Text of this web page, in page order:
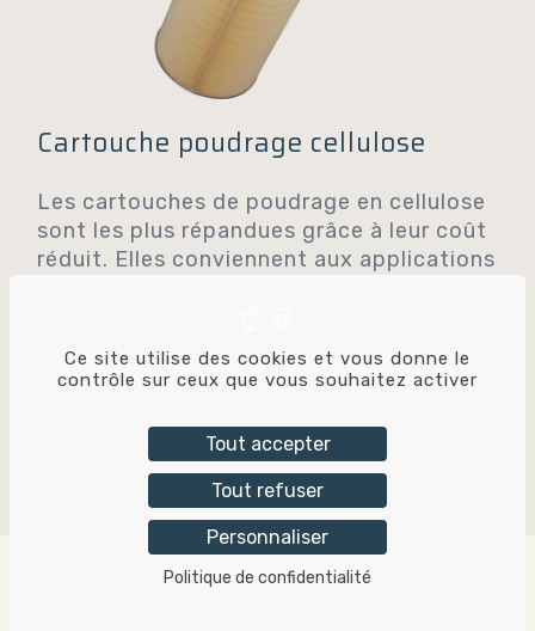
contact
Cartouche poudrage cellulose
Les cartouches de poudrage en cellulose
sont les plus répandues grâce à leur coût
réduit. Elles conviennent aux applications
et leur décolmatage est généralement
moins efficace.
Pour une utilisation plus intensive ou pour
optimiser la durée de vie de votre
installation, d'autres médias filtrants
sont disponibles :
En polyester: De plus en plus utilisée,
elle peut être lavée au nettoyeur haute
Ce site utilise des cookies et vous donne le
contrôle sur ceux que vous souhaitez activer
Tout accepter
Tout refuser
Personnaliser
Politique de confidentialité